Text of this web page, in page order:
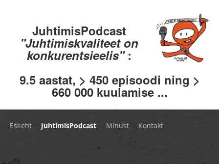
JuhtimisPodcast
"Juhtimiskvaliteet on
konkurentsieelis" :
9.5 aastat, > 450 episoodi ning >
660 000 kuulamise ...
Esileht JuhtimisPodcast Minust Kontakt